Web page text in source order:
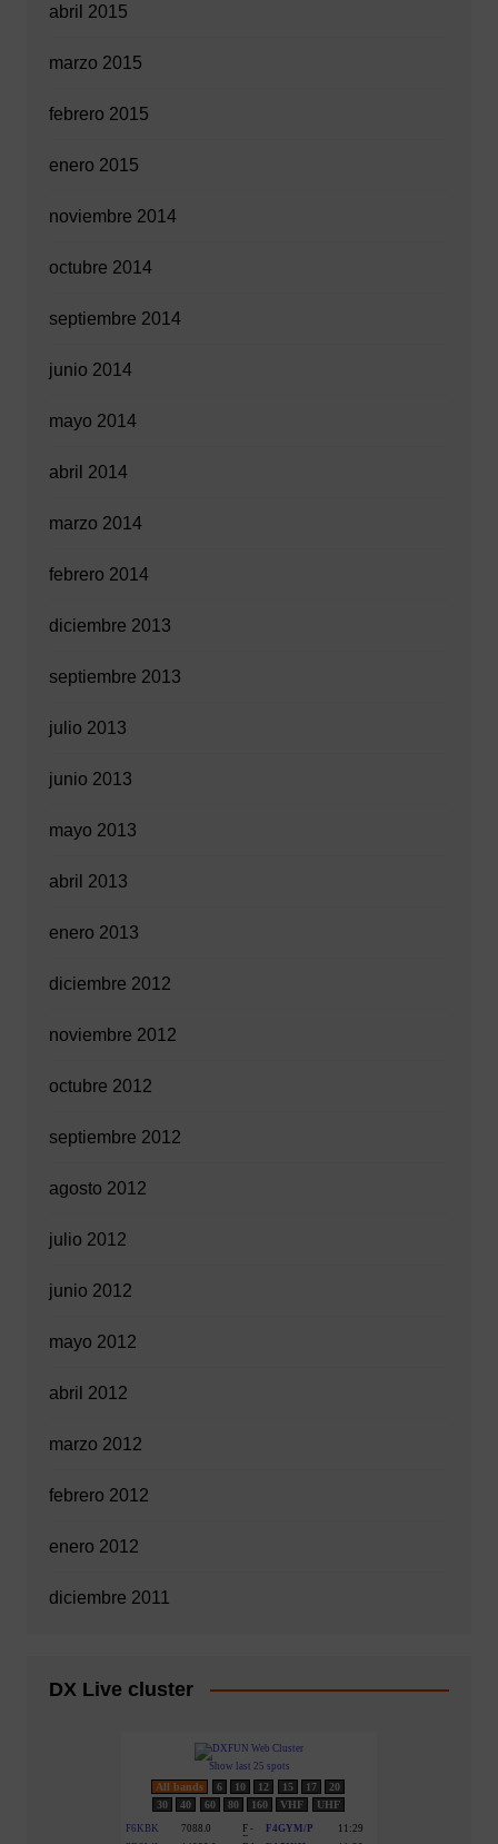
abril 2015
marzo 2015
febrero 2015
enero 2015
noviembre 2014
octubre 2014
septiembre 2014
junio 2014
mayo 2014
abril 2014
marzo 2014
febrero 2014
diciembre 2013
septiembre 2013
julio 2013
junio 2013
mayo 2013
abril 2013
enero 2013
diciembre 2012
noviembre 2012
octubre 2012
septiembre 2012
agosto 2012
julio 2012
junio 2012
mayo 2012
abril 2012
marzo 2012
febrero 2012
enero 2012
diciembre 2011
DX Live cluster